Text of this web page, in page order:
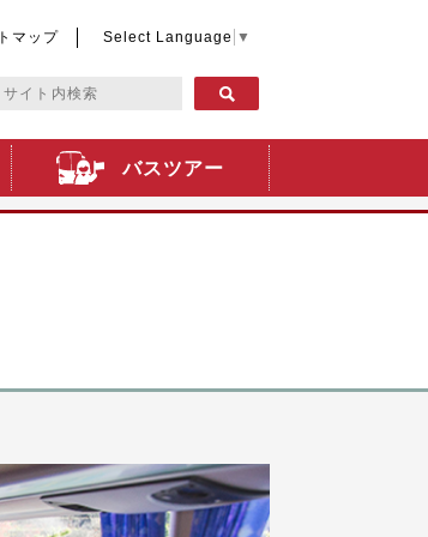
マップ Select Language ▼
バスツアー